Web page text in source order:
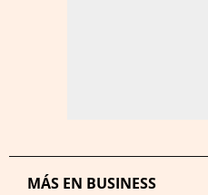
MÁS EN BUSINESS